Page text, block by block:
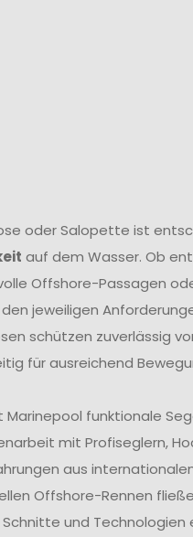
oder Salopette ist
auf dem Wasser. Ob
Offshore-Passagen
jeweiligen
schützen zuverlässig
für ausreichend
funktionale
mit Profiseglern,
aus
Offshore-Rennen
und Technologien